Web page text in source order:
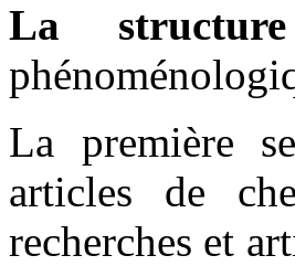
La
La première
articles de
recherches et